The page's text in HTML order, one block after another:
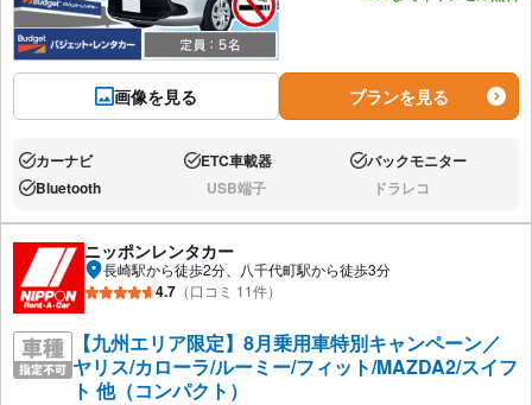
画像を見る プランを見る
あり:カーナビ あり:ETC車載器 あり:バックモニター
あり:Bluetooth なし:USB端子 なし:ドラレコ
ニッポンレンタカー
長崎駅から徒歩2分、八千代町駅から徒歩3分
4.7 （口コミ 11件）
【九州エリア限定】8月乗用車特別キャンペーン／
ヤリス/カローラ/ルーミー/フィット/MAZDA2/スイフ
ト 他（コンパクト）